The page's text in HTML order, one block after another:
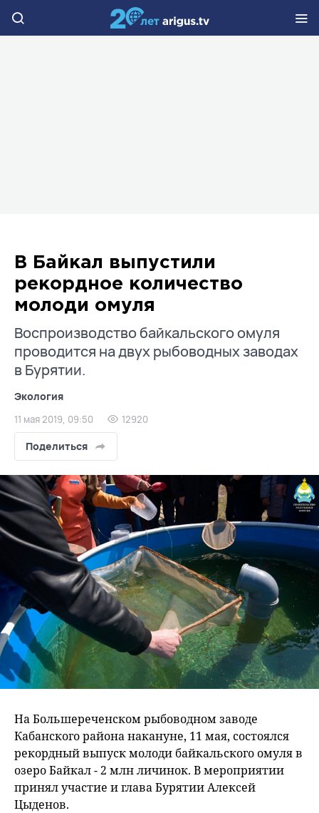
В Байкал выпустили
рекордное количество
молоди омуля
Воспроизводство байкальского омуля
проводится на двух рыбоводных заводах
в Бурятии.
Экология
11 мая 2019, 09:50 12920
Поделиться
На Большереченском рыбоводном заводе
Кабанского района накануне, 11 мая, состоялся
рекордный выпуск молоди байкальского омуля в
озеро Байкал - 2 млн личинок. В мероприятии
принял участие и глава Бурятии Алексей
Цыденов.